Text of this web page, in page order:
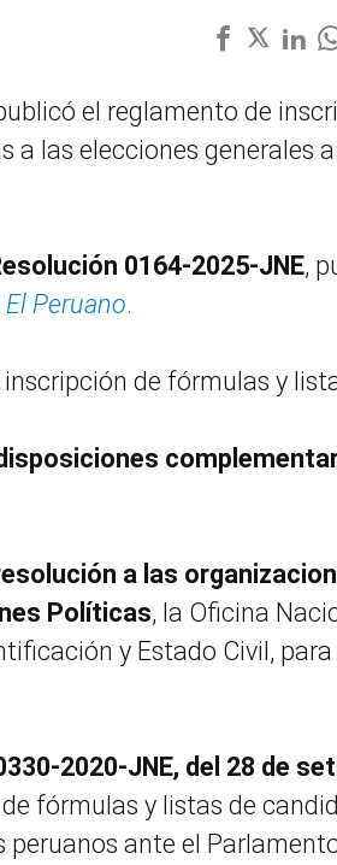
el reglamento de
las elecciones generales
0164-2025-JNE,
El Peruano.
de fórmulas y
a las
Políticas, la Oficina
y Estado Civil,
2020-JNE, del 28 de
fórmulas y listas de
ante el